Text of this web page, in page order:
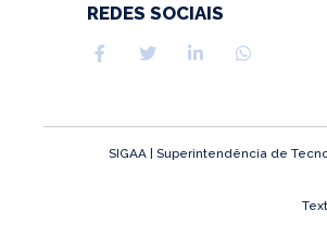
REDES SOCIAIS
SIGAA | Superintendência de